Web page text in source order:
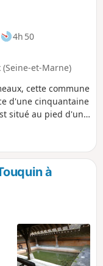
4h 50
et-Marne)
cette commune
d'une cinquantaine
situé au pied d'une
à